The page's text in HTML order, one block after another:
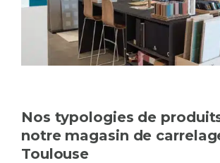
Nos typologies de
notre magasin de
Toulouse